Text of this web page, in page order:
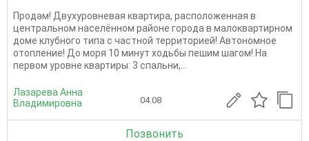
Продам! Двухуровневая квартира, расположенная в
центральном населённом районе города в малоквартирном
доме клубного типа с частной территорией! Автономное
отопление! До моря 10 минут ходьбы пешим шагом! На
первом уровне квартиры: 3 спальни,...
Лазарева Анна
Владимировна
04.08
Позвонить